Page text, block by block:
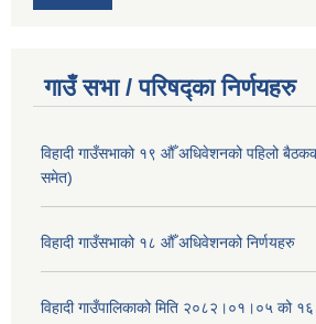
गाउँ सभा / परिषद्का निर्णयहरु
विहादी गाउँसभाको १९ औँ अधिवेशनको पहिलो
समेत)
विहादी गाउँसभाको १८ औँ अधिवेशनको निर्णयहरु
विहादी गाउँपालिकाको मिति २०८२।०१।०५ को